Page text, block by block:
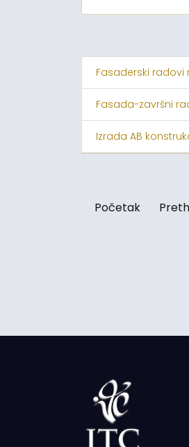
Fasaderski radovi
Fasada-završni
Izrada AB
Početak